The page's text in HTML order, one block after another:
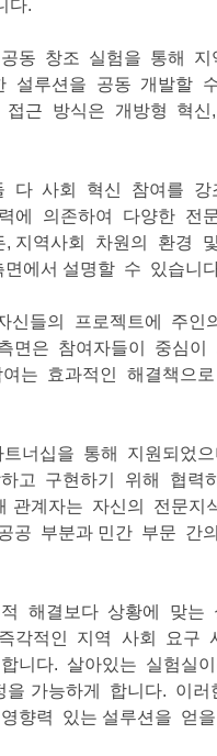
다.
동 창조 실험을 통해
루션을 공동 개발할
근 방식은 개방형 혁
다 사회 혁신 참여를
에 의존하여 다양한 전
지역사회 차원의 환경
에서 설명할 수 있습니
들의 프로젝트에 주
은 참여자들이 중심
는 효과적인 해결책으
너십을 통해 지원되었
고 구현하기 위해 협
계자는 자신의 전문
부분과 민간 부문 간
해결보다 상황에 맞는
적인 지역 사회 요구
다. 살아있는 실험실
가능하게 합니다. 이
향력 있는 설루션을 얻